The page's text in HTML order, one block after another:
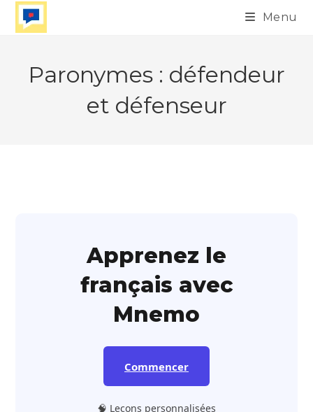
Skip
Menu
Paronymes : défendeur
et défenseur
Apprenez le
français avec
Mnemo
Commencer
🧠 Leçons personnalisées